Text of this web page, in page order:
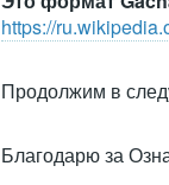
https://
Продолжим в
Благодарю за